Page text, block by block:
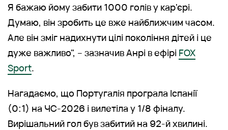
Я бажаю йому забити 1000 голів у кар'єрі.
Думаю, він зробить це вже найближчим часом.
Але він зміг надихнути цілі покоління дітей і це
дуже важливо", – зазначив Анрі в ефірі FOX
Sport.
Нагадаємо, що Португалія програла Іспанії
(0:1) на ЧС-2026 і вилетіла у 1/8 фіналу.
Вирішальний гол був забитий на 92-й хвилині.